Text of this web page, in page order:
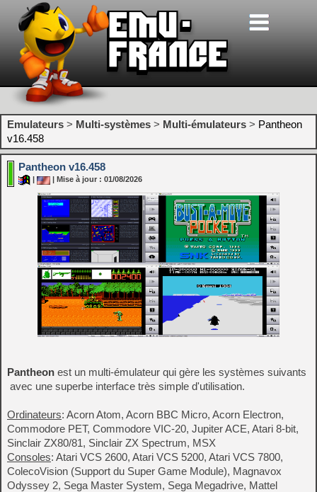
Emulateurs > Multi-systèmes > Multi-émulateurs > Pantheon
v16.458
Pantheon v16.458
| Mise à jour : 01/08/2026
Pantheon est un multi-émulateur qui gère les systèmes suivants
avec une superbe interface très simple d'utilisation.
Ordinateurs: Acorn Atom, Acorn BBC Micro, Acorn Electron,
Commodore PET, Commodore VIC-20, Jupiter ACE, Atari 8-bit,
Sinclair ZX80/81, Sinclair ZX Spectrum, MSX
Consoles: Atari VCS 2600, Atari VCS 5200, Atari VCS 7800,
ColecoVision (Support du Super Game Module), Magnavox
Odyssey 2, Sega Master System, Sega Megadrive, Mattel